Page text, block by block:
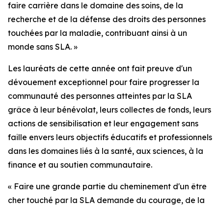
faire carrière dans le domaine des soins, de la
recherche et de la défense des droits des personnes
touchées par la maladie, contribuant ainsi à un
monde sans SLA. »
Les lauréats de cette année ont fait preuve d'un
dévouement exceptionnel pour faire progresser la
communauté des personnes atteintes par la SLA
grâce à leur bénévolat, leurs collectes de fonds, leurs
actions de sensibilisation et leur engagement sans
faille envers leurs objectifs éducatifs et professionnels
dans les domaines liés à la santé, aux sciences, à la
finance et au soutien communautaire.
« Faire une grande partie du cheminement d'un être
cher touché par la SLA demande du courage, de la